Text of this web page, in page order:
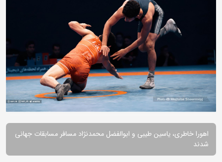
اهورا خاطری، یاسین طیبی و ابوالفضل محمدنژاد مسافر مسابقات جهانی
شدند